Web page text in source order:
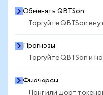
Обменять QBTSon
Торгуйте QBTSon
Прогнозы
Торгуйте QBTSon и
Фьючерсы
Лонг или шорт